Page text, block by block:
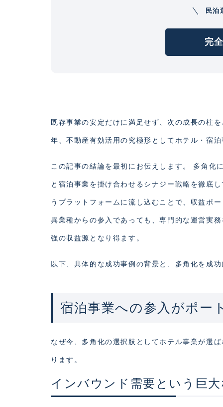
民泊
完
既存事業の安定だけに満足せず、次の成長の柱
年、不動産有効活用の究極形としてホテル・宿
この記事の結論を最初にお伝えします。 多角化
と宿泊事業を掛け合わせるシナジー戦略を徹底
うプラットフォームに流し込むことで、収益ポ
異業種からの参入であっても、専門的な運営実
強の収益源となり得ます。
以下、具体的な成功事例の背景と、多角化を成
宿泊事業への参入がポー
なぜ今、多角化の選択肢としてホテル事業が選
ります。
インバウンド需要という巨